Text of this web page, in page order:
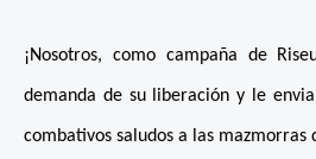
¡Nosotros, como campaña de
demanda de su liberación y le
combativos saludos a las mazmorras